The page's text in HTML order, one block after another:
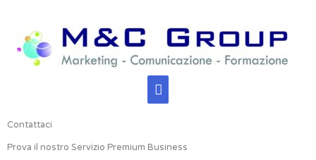
contenuto
principale
Contattaci
Prova il nostro Servizio Premium Business